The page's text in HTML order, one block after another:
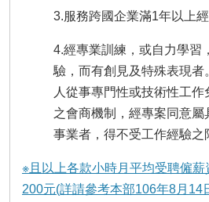
3.服務跨國企業滿1年以上
4.經專業訓練，或自力學習
驗，而有創見及特殊表現者
人從事專門性或技術性工
之會商機制，經專案同意屬
事業者，得不受工作經驗之
※且以上各款小時月平均受聘僱
200元(詳請參考本部106年8月14